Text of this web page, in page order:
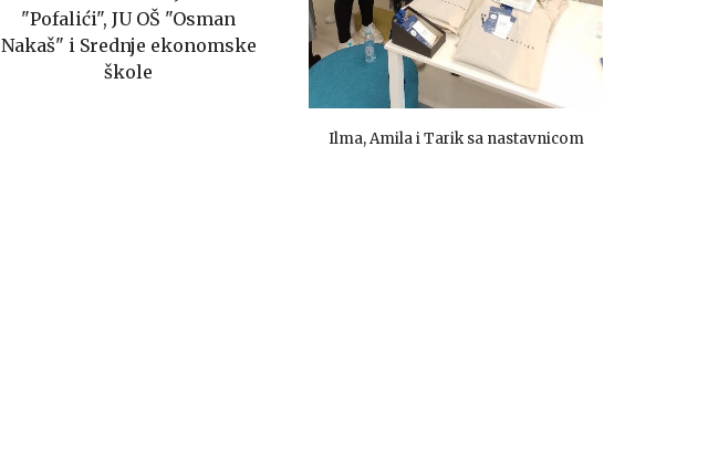
"Pofalići", JU OŠ "Osman
Nakaš" i Srednje ekonomske
škole
Ilma, Amila i Tarik sa nastavnicom